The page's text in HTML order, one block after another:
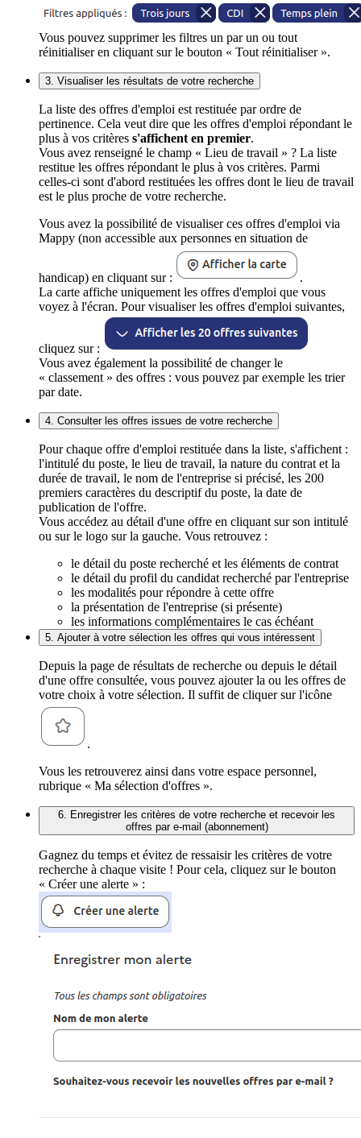
Vous pouvez supprimer les filtres un par un ou tout
réinitialiser en cliquant sur le bouton « Tout réinitialiser ».
3. Visualiser les résultats de votre recherche
La liste des offres d'emploi est restituée par ordre de
pertinence. Cela veut dire que les offres d'emploi répondant le
plus à vos critères s'affichent en premier.
Vous avez renseigné le champ « Lieu de travail » ? La liste
restitue les offres répondant le plus à vos critères. Parmi
celles-ci sont d'abord restituées les offres dont le lieu de travail
est le plus proche de votre recherche.
Vous avez la possibilité de visualiser ces offres d'emploi via
Mappy (non accessible aux personnes en situation de
handicap) en cliquant sur :
.
La carte affiche uniquement les offres d'emploi que vous
voyez à l'écran. Pour visualiser les offres d'emploi suivantes,
cliquez sur :
Vous avez également la possibilité de changer le
« classement » des offres : vous pouvez par exemple les trier
par date.
4. Consulter les offres issues de votre recherche
Pour chaque offre d'emploi restituée dans la liste, s'affichent :
l'intitulé du poste, le lieu de travail, la nature du contrat et la
durée de travail, le nom de l'entreprise si précisé, les 200
premiers caractères du descriptif du poste, la date de
publication de l'offre.
Vous accédez au détail d'une offre en cliquant sur son intitulé
ou sur le logo sur la gauche. Vous retrouvez :
le détail du poste recherché et les éléments de contrat
le détail du profil du candidat recherché par l'entreprise
les modalités pour répondre à cette offre
la présentation de l'entreprise (si présente)
les informations complémentaires le cas échéant
5. Ajouter à votre sélection les offres qui vous intéressent
Depuis la page de résultats de recherche ou depuis le détail
d'une offre consultée, vous pouvez ajouter la ou les offres de
votre choix à votre sélection. Il suffit de cliquer sur l'icône
.
Vous les retrouverez ainsi dans votre espace personnel,
rubrique « Ma sélection d'offres ».
6. Enregistrer les critères de votre recherche et recevoir les
offres par e-mail (abonnement)
Gagnez du temps et évitez de ressaisir les critères de votre
recherche à chaque visite ! Pour cela, cliquez sur le bouton
« Créer une alerte » :